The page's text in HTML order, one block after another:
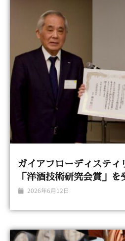
ガイアフローディスティ
「洋酒技術研究会賞」を
2026年6月12日